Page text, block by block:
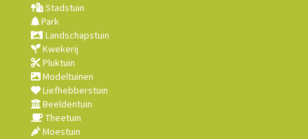
Stadstuin
Park
Landschapstuin
Kwekerij
Pluktuin
Modeltuinen
Liefhebberstuin
Beeldentuin
Theetuin
Moestuin